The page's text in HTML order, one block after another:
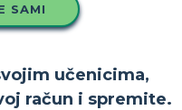
SAMI
učenicima,
račun i spremite.